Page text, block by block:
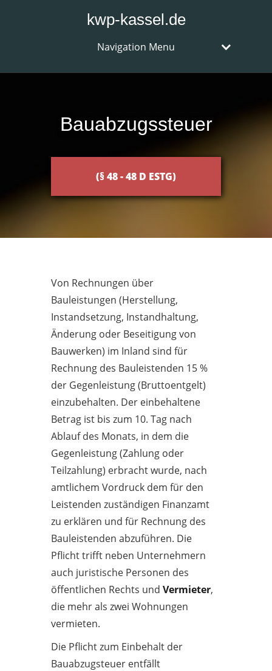
kwp-kassel.de
Navigation Menu
Bauabzugssteuer
(§ 48 - 48 D ESTG)
Von Rechnungen über
Bauleistungen (Herstellung,
Instandsetzung, Instandhaltung,
Änderung oder Beseitigung von
Bauwerken) im Inland sind für
Rechnung des Bauleistenden 15 %
der Gegenleistung (Bruttoentgelt)
einzubehalten. Der einbehaltene
Betrag ist bis zum 10. Tag nach
Ablauf des Monats, in dem die
Gegenleistung (Zahlung oder
Teilzahlung) erbracht wurde, nach
amtlichem Vordruck dem für den
Leistenden zuständigen Finanzamt
zu erklären und für Rechnung des
Bauleistenden abzuführen. Die
Pflicht trifft neben Unternehmern
auch juristische Personen des
öffentlichen Rechts und Vermieter,
die mehr als zwei Wohnungen
vermieten.
Die Pflicht zum Einbehalt der
Bauabzugsteuer entfällt